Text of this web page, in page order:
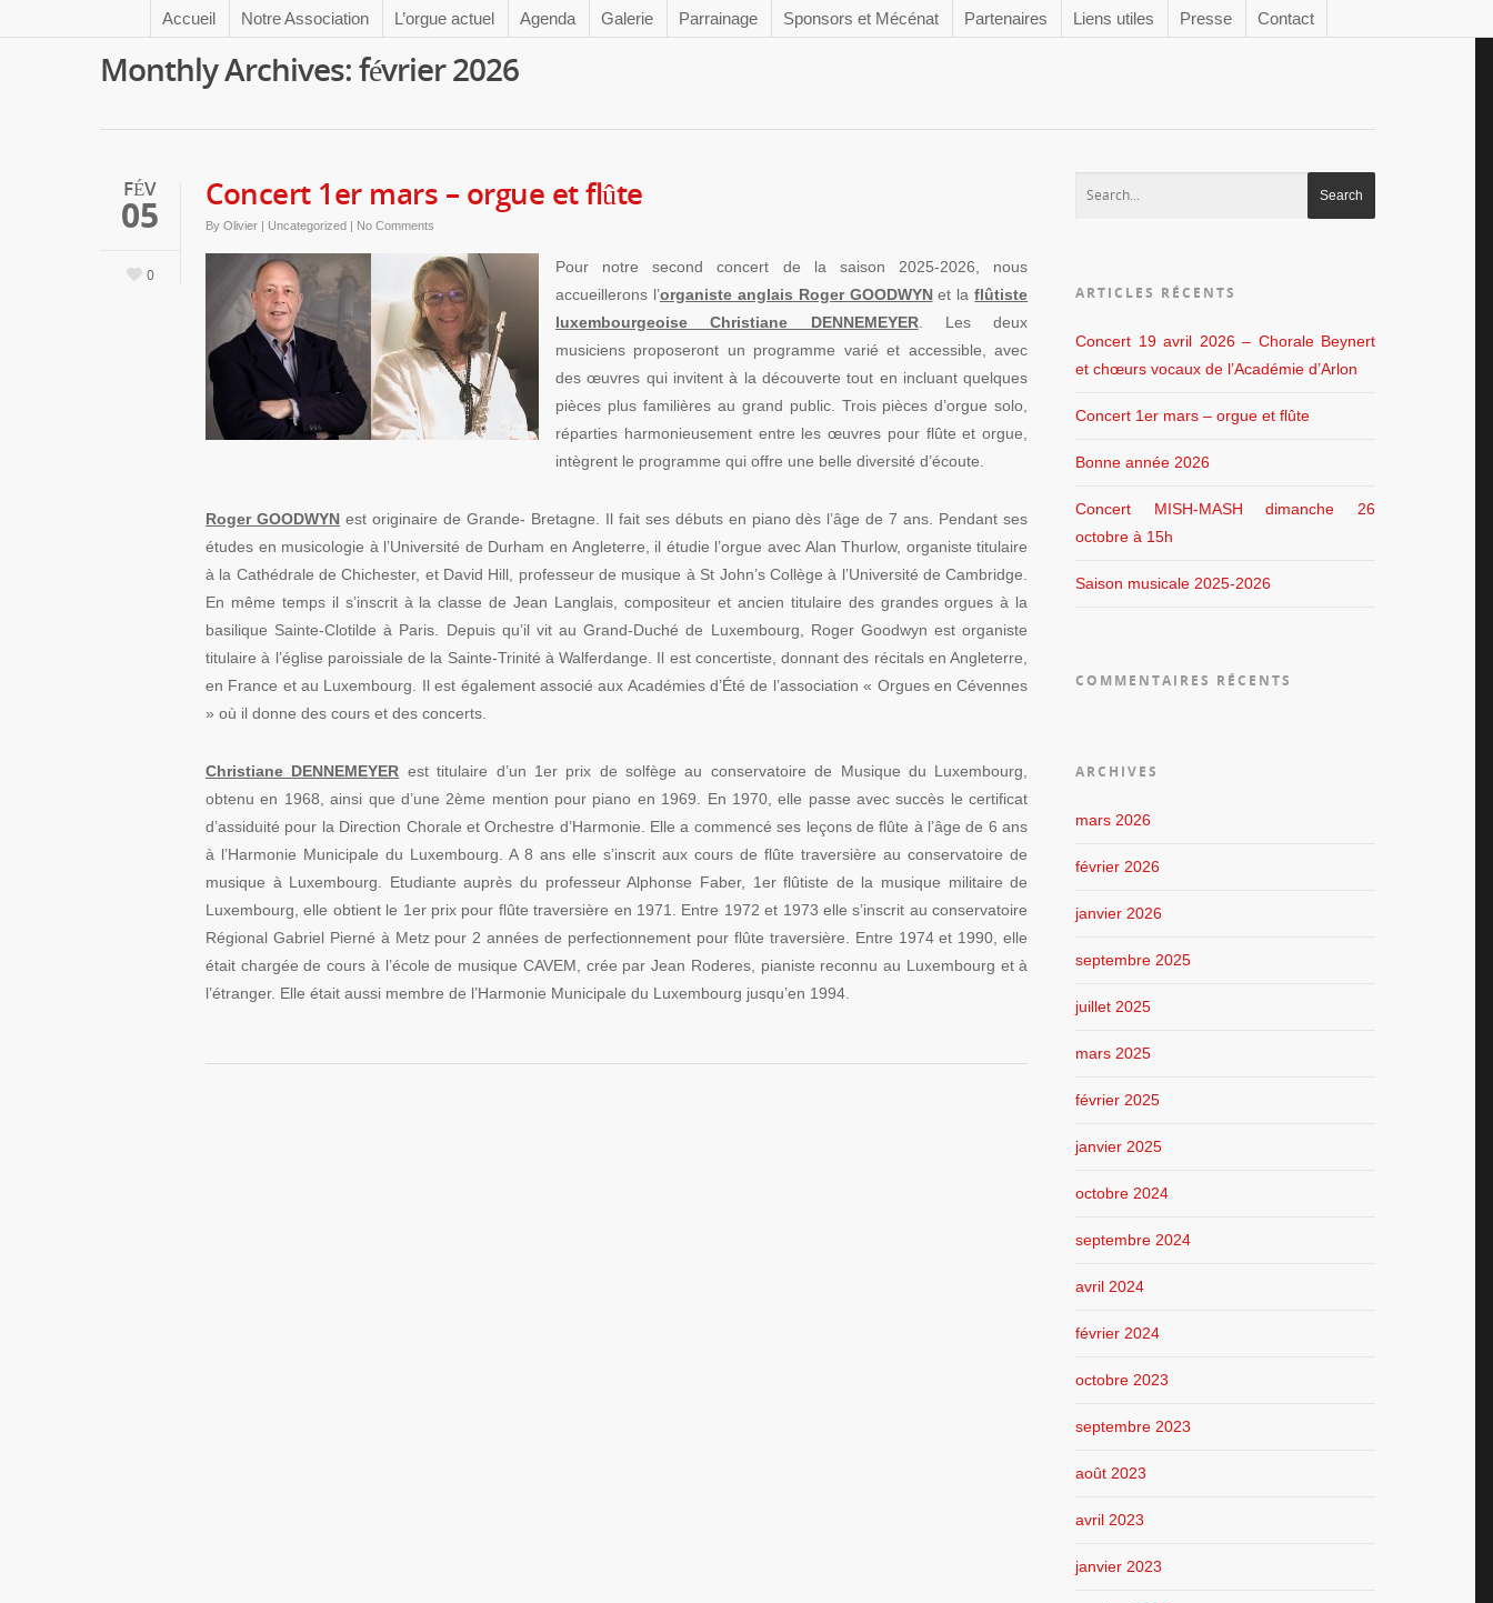
Accueil Notre Association L’orgue actuel Agenda Galerie Parrainage Sponsors et Mécénat Partenaires Liens utiles Presse Contact
Monthly Archives: février 2026
FÉV
05
0
Concert 1er mars – orgue et flûte
By Olivier | Uncategorized | No Comments
Pour notre second concert de la saison 2025-2026, nous
accueillerons l’organiste anglais Roger GOODWYNet laflûtiste
luxembourgeoise Christiane DENNEMEYER. Les deux
musiciens proposeront un programme varié et accessible, avec
des œuvres qui invitent à la découverte tout en incluant quelques
pièces plus familières au grand public. Trois pièces d’orgue solo,
réparties harmonieusement entre les œuvres pour flûte et orgue,
intègrent le programme qui offre une belle diversité d’écoute.
Roger GOODWYNest originaire de Grande- Bretagne. Il fait ses débuts en piano dès l’âge de 7 ans. Pendant ses
études en musicologie à l’Université de Durham en Angleterre, il étudie l’orgue avec Alan Thurlow, organiste titulaire
à la Cathédrale de Chichester, et David Hill, professeur de musique à St John’s Collège à l’Université de Cambridge.
En même temps il s’inscrit à la classe de Jean Langlais, compositeur et ancien titulaire des grandes orgues à la
basilique Sainte-Clotilde à Paris. Depuis qu’il vit au Grand-Duché de Luxembourg, Roger Goodwyn est organiste
titulaire à l’église paroissiale de la Sainte-Trinité à Walferdange. Il est concertiste, donnant des récitals en Angleterre,
en France et au Luxembourg. Il est également associé aux Académies d’Été de l’association « Orgues en Cévennes
» où il donne des cours et des concerts.
Christiane DENNEMEYER est titulaire d’un 1er prix de solfège au conservatoire de Musique du Luxembourg,
obtenu en 1968, ainsi que d’une 2ème mention pour piano en 1969. En 1970, elle passe avec succès le certificat
d’assiduité pour la Direction Chorale et Orchestre d’Harmonie. Elle a commencé ses leçons de flûte à l’âge de 6 ans
à l’Harmonie Municipale du Luxembourg. A 8 ans elle s’inscrit aux cours de flûte traversière au conservatoire de
musique à Luxembourg. Etudiante auprès du professeur Alphonse Faber, 1er flûtiste de la musique militaire de
Luxembourg, elle obtient le 1er prix pour flûte traversière en 1971. Entre 1972 et 1973 elle s’inscrit au conservatoire
Régional Gabriel Pierné à Metz pour 2 années de perfectionnement pour flûte traversière. Entre 1974 et 1990, elle
était chargée de cours à l’école de musique CAVEM, crée par Jean Roderes, pianiste reconnu au Luxembourg et à
l’étranger. Elle était aussi membre de l’Harmonie Municipale du Luxembourg jusqu’en 1994.
ARTICLES RÉCENTS
Concert 19 avril 2026 – Chorale Beynert
et chœurs vocaux de l’Académie d’Arlon
Concert 1er mars – orgue et flûte
Bonne année 2026
Concert MISH-MASH dimanche 26
octobre à 15h
Saison musicale 2025-2026
COMMENTAIRES RÉCENTS
ARCHIVES
mars 2026
février 2026
janvier 2026
septembre 2025
juillet 2025
mars 2025
février 2025
janvier 2025
octobre 2024
septembre 2024
avril 2024
février 2024
octobre 2023
septembre 2023
août 2023
avril 2023
janvier 2023